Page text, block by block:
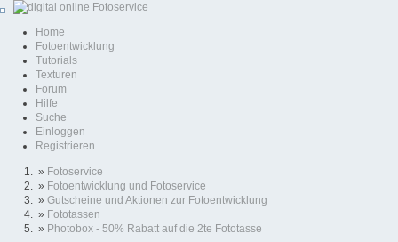
Home
Fotoentwicklung
Tutorials
Texturen
Forum
Hilfe
Suche
Einloggen
Registrieren
» Fotoservice
» Fotoentwicklung und Fotoservice
» Gutscheine und Aktionen zur Fotoentwicklung
» Fototassen
» Photobox - 50% Rabatt auf die 2te Fototasse